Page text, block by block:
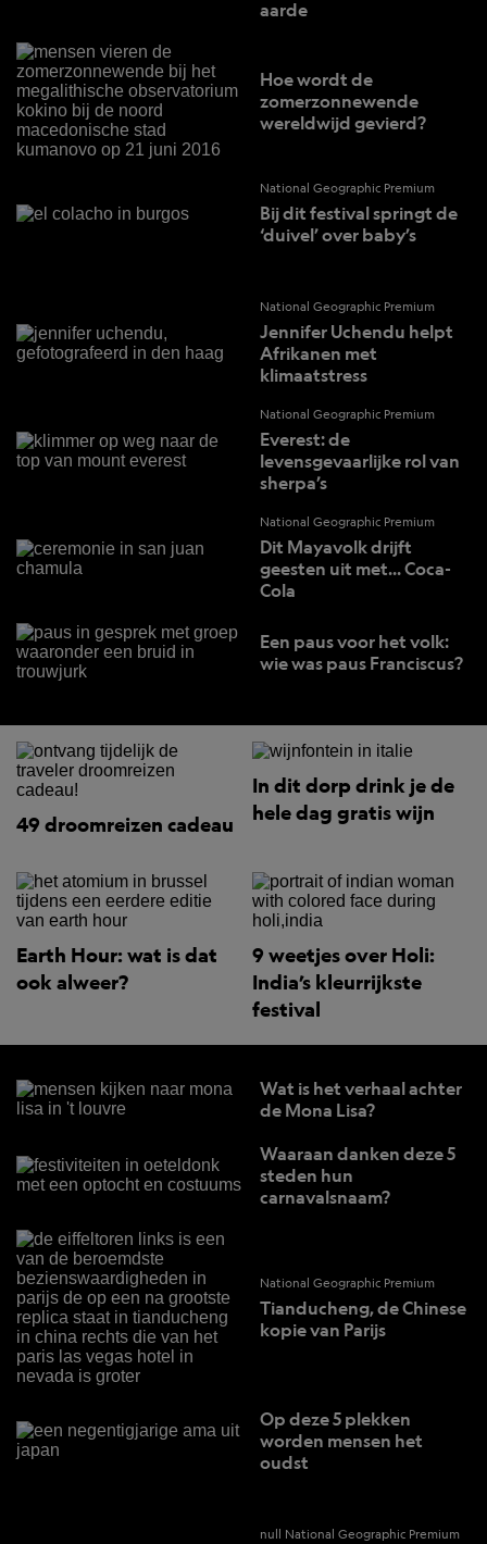
aarde
Hoe wordt de
zomerzonnewende
wereldwijd gevierd?
National Geographic Premium
Bij dit festival springt de
‘duivel’ over baby’s
National Geographic Premium
Jennifer Uchendu helpt
Afrikanen met
klimaatstress
National Geographic Premium
Everest: de
levensgevaarlijke rol van
sherpa’s
National Geographic Premium
Dit Mayavolk drijft
geesten uit met... Coca-
Cola
Een paus voor het volk:
wie was paus Franciscus?
49 droomreizen cadeau
In dit dorp drink je de
hele dag gratis wijn
Earth Hour: wat is dat
ook alweer?
9 weetjes over Holi:
India’s kleurrijkste
festival
Wat is het verhaal achter
de Mona Lisa?
Waaraan danken deze 5
steden hun
carnavalsnaam?
National Geographic Premium
Tianducheng, de Chinese
kopie van Parijs
Op deze 5 plekken
worden mensen het
oudst
null National Geographic Premium